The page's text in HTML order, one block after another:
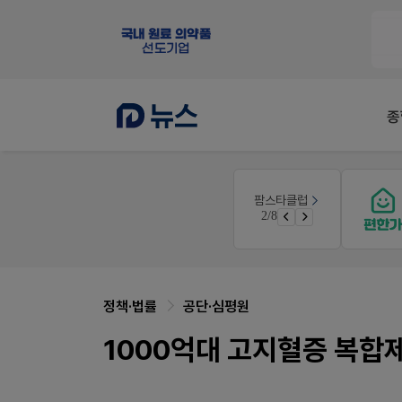
팜스타클럽
2/8
약국 마케팅 성공사례
정책·법률 공단·심평원
1000억대 고지혈증 복합